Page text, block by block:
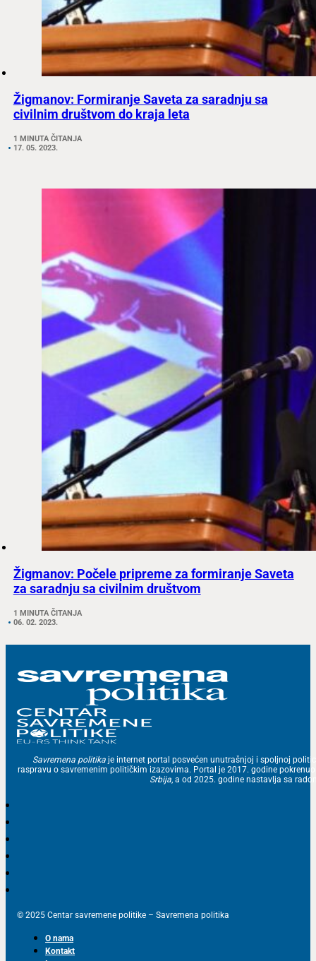
Žigmanov: Formiranje Saveta za saradnju sa
civilnim društvom do kraja leta
1 MINUTA ČITANJA
17. 05. 2023.
Žigmanov: Počele pripreme za formiranje Saveta
za saradnju sa civilnim društvom
1 MINUTA ČITANJA
06. 02. 2023.
Savremena politika je internet portal posvećen unutrašnjoj i spoljnoj
raspravu o savremenim političkim izazovima. Portal je 2017. godine
Srbija, a od 2025. godine nastavlja sa
© 2025 Centar savremene politike – Savremena politika
O nama
Kontakt